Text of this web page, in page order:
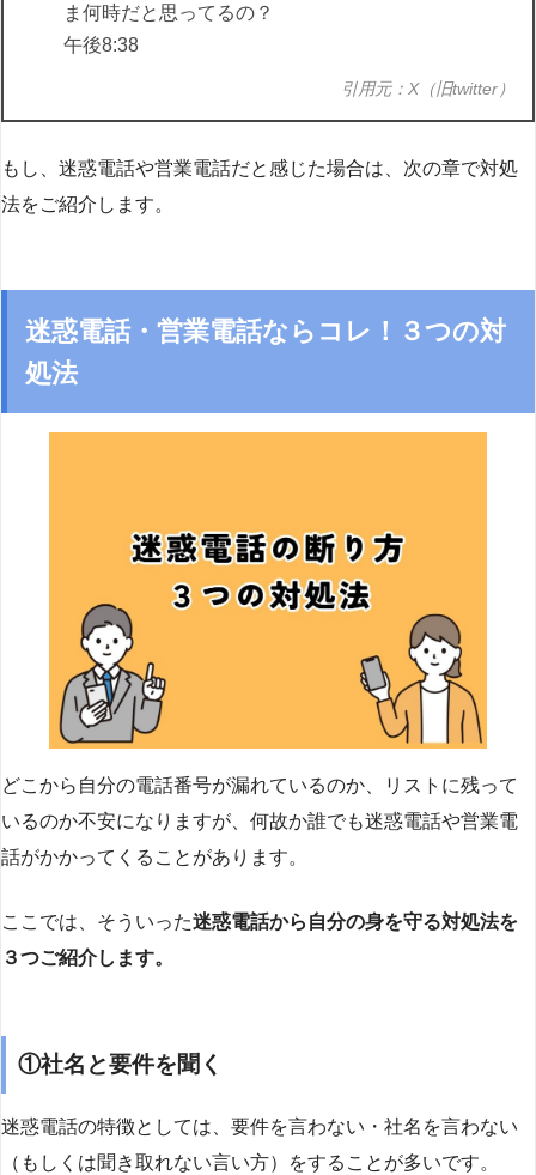
ま何時だと思ってるの？
午後8:38
引用元：X（旧twitter）
もし、迷惑電話や営業電話だと感じた場合は、次の章で対処
法をご紹介します。
迷惑電話・営業電話ならコレ！３つの対
処法
どこから自分の電話番号が漏れているのか、リストに残って
いるのか不安になりますが、何故か誰でも迷惑電話や営業電
話がかかってくることがあります。
ここでは、そういった迷惑電話から自分の身を守る対処法を
３つご紹介します。
①社名と要件を聞く
迷惑電話の特徴としては、要件を言わない・社名を言わない
（もしくは聞き取れない言い方）をすることが多いです。